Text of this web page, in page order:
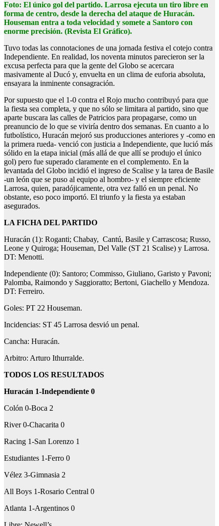
Foto: El único gol del partido. Larrosa ejecuta un tiro libre en
forma de centro, desde la derecha del ataque de Huracán.
Houseman entra a toda velocidad y somete a Santoro con
enorme precisión. (Revista El Gráfico).
Tuvo todas las connotaciones de una jornada festiva el cotejo contra
Independiente. En realidad, los noventa minutos parecieron ser la
excusa perfecta para que la gente del Globo se acercara
masivamente al Ducó y, envuelta en un clima de euforia absoluta,
ensayara la inminente consagración.
Por supuesto que el 1-0 contra el Rojo mucho contribuyó para que
la fiesta sea completa, y que no sólo se limitara al partido, sino que
aparte buscara las calles de Patricios para propagarse, como un
preanuncio de lo que se viviría dentro dos semanas. En cuanto a lo
futbolístico, Huracán mejoró sus producciones anteriores y -como en
la primera rueda- venció con justicia a Independiente, que lució más
sólido en la etapa inicial (más allá de que allí se produjo el único
gol) pero fue superado claramente en el complemento. En la
levantada del Globo incidió el ingreso de Scalise y la tarea de Basile
-un león que se puso al equipo al hombro- y el siempre eficiente
Larrosa, quien, paradójicamente, otra vez falló en un penal. No
obstante, eso poco importó. El triunfo y la fiesta ya estaban
asegurados.
LA FICHA DEL PARTIDO
Huracán (1): Roganti; Chabay, Cantú, Basile y Carrascosa; Russo,
Leone y Quiroga; Houseman, Del Valle (ST 21 Scalise) y Larrosa.
DT: Menotti.
Independiente (0): Santoro; Commisso, Giuliano, Garisto y Pavoni;
Palomba, Raimondo y Saggioratto; Bertoni, Giachello y Mendoza.
DT: Ferreiro.
Goles: PT 22 Houseman.
Incidencias: ST 45 Larrosa desvió un penal.
Cancha: Huracán.
Arbitro: Arturo Ithurralde.
TODOS LOS RESULTADOS
Huracán 1-Independiente 0
Colón 0-Boca 2
River 0-Chacarita 0
Racing 1-San Lorenzo 1
Estudiantes 1-Ferro 0
Vélez 3-Gimnasia 2
All Boys 1-Rosario Central 0
Atlanta 1-Argentinos 0